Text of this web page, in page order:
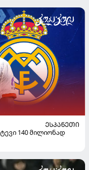
ᲔᲡᲞᲐᲜᲔᲗᲘ
140 მილიონად